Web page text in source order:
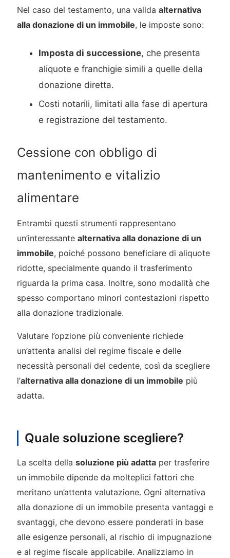
Nel caso del testamento, una valida alternativa
alla donazione di un immobile, le imposte sono:
Imposta di successione, che presenta
aliquote e franchigie simili a quelle della
donazione diretta.
Costi notarili, limitati alla fase di apertura
e registrazione del testamento.
Cessione con obbligo di
mantenimento e vitalizio
alimentare
Entrambi questi strumenti rappresentano
un’interessante alternativa alla donazione di un
immobile, poiché possono beneficiare di aliquote
ridotte, specialmente quando il trasferimento
riguarda la prima casa. Inoltre, sono modalità che
spesso comportano minori contestazioni rispetto
alla donazione tradizionale.
Valutare l’opzione più conveniente richiede
un’attenta analisi del regime fiscale e delle
necessità personali del cedente, così da scegliere
l’alternativa alla donazione di un immobile più
adatta.
Quale soluzione scegliere?
La scelta della soluzione più adattaper trasferire
un immobile dipende da molteplici fattori che
meritano un’attenta valutazione. Ogni alternativa
alla donazione di un immobile presenta vantaggi e
svantaggi, che devono essere ponderati in base
alle esigenze personali, al rischio di impugnazione
e al regime fiscale applicabile. Analizziamo in